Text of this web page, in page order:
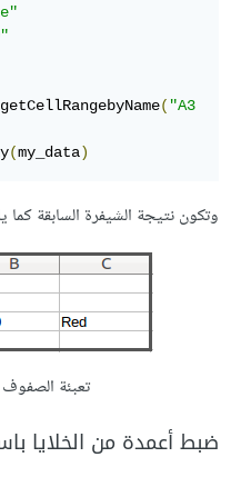
getCellRangebyName( "A3
(my_data)
وتكون نتيجة الشيفرة السابقة كما
تعبئة
ضبط أعمدة من الخلايا